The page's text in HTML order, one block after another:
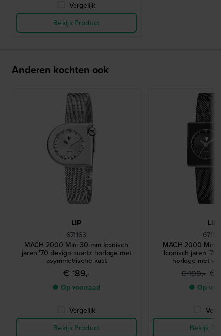
Vergelijk
Bekijk Product
Anderen kochten ook
LIP
671163
MACH 2000 Mini 30 mm Iconisch
jaren '70 design quartz horloge met
asymmetrische kast
€ 189,-
● Op voorraad
Vergelijk
Bekijk Product
LIP
MACH 2000 Mini
Iconisch jaren '70
horloge met
€ 199,- €
● Op
Bekijk